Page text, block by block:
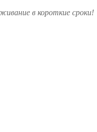
в короткие сроки!